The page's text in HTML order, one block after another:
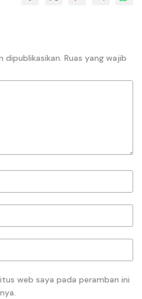
dipublikasikan. Ruas yang wajib
web saya pada peramban ini